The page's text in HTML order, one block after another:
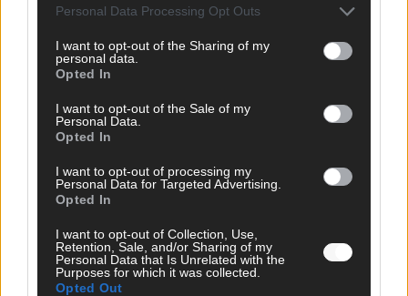
Personal Data Processing Opt Outs
I want to opt-out of the Sharing of my
personal data.
Opted In
I want to opt-out of the Sale of my
Personal Data.
Opted In
I want to opt-out of processing my
Personal Data for Targeted Advertising.
Opted In
I want to opt-out of Collection, Use,
Retention, Sale, and/or Sharing of my
Personal Data that Is Unrelated with the
Purposes for which it was collected.
Opted Out
CHECK UNS AUF FACEBOOK